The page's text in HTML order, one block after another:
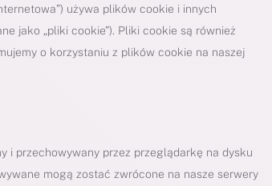
używa plików cookie i innych
jako „pliki cookie”). Pliki cookie są również
o korzystaniu z plików cookie na naszej
i przechowywany przez przeglądarkę na dysku
mogą zostać zwrócone na nasze serwery